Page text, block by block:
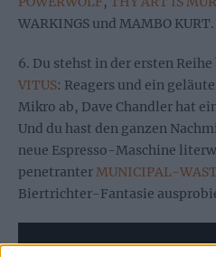
WARKINGS und MAMBO KURT.
6. Du stehst in der ersten
VITUS: Reagers und ein
Mikro ab, Dave Chandler hat
Und du hast den ganzen
neue Espresso-Maschine
penetranter MUNICIPAL-
Biertrichter-Fantasie